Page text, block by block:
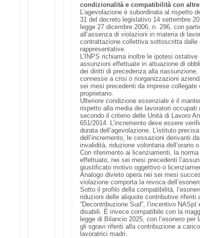
condizionalità e compatibilità con
L’agevolazione è subordinata al rispetto
31 del decreto legislativo 14 settembre
legge 27 dicembre 2006, n. 296, con
all’assenza di violazioni in materia di
contrattazione collettiva sottoscritta
rappresentative.
L’INPS richiama inoltre le ipotesi
assunzioni effettuate in attuazione di
dei diritti di precedenza alla
connesse a crisi o riorganizzazioni
sei mesi precedenti da imprese
proprietario.
Ulteriore condizione essenziale è il
rispetto alla media dei lavoratori
secondo il criterio delle Unità di Lavoro
651/2014. L’incremento deve essere
durata dell’agevolazione. L’istituto
dell’incremento, le cessazioni derivanti
invalidità, riduzione volontaria dell’orario
Con riferimento ai licenziamenti, la
effettuato, nei sei mesi precedenti
giustificato motivo oggettivo o
Analogo divieto opera nei sei mesi
violazione comporta la revoca
Sotto il profilo della compatibilità,
riduzioni delle aliquote contributive
“Decontribuzione Sud”, l’incentivo
disabili. È invece compatibile con la
legge di Bilancio 2025, con l’esonero
gli sgravi riferiti alla contribuzione a
lavoratrici madri.